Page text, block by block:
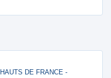
DE FRANCE -